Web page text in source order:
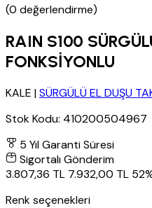
(0 değerlendirme)
RAIN S100
FONKSİYONLU
KALE |SÜRGÜLÜ EL DUŞU
Stok Kodu: 410200504967
5 Yıl Garanti Süresi
Sigortalı Gönderim
3.807,36 TL 7.932,00 TL
Renk seçenekleri